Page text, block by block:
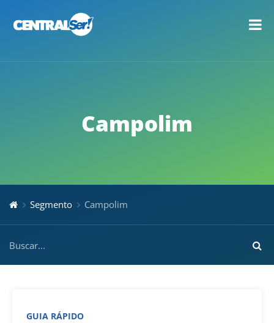
Campolim
Segmento Campolim
GUIA RÁPIDO